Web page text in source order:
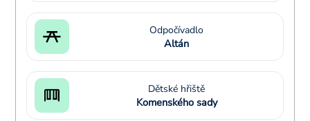
Odpočívadlo
Altán
Dětské hřiště
Komenského sady